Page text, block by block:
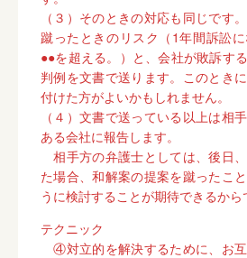
（３）そのときの対応も同じです
蹴ったときのリスク（1年間訴訟
●●を超える。）と、会社が敗訴す
判例を文書で送ります。このとき
付けた方がよいかもしれません。
（４）文書で送っている以上は相
ある会社に報告します。
相手方の弁護士としては、後日
た場合、和解案の提案を蹴ったこ
うに検討することが期待できるから
テクニック
④対立的を解決するために、お